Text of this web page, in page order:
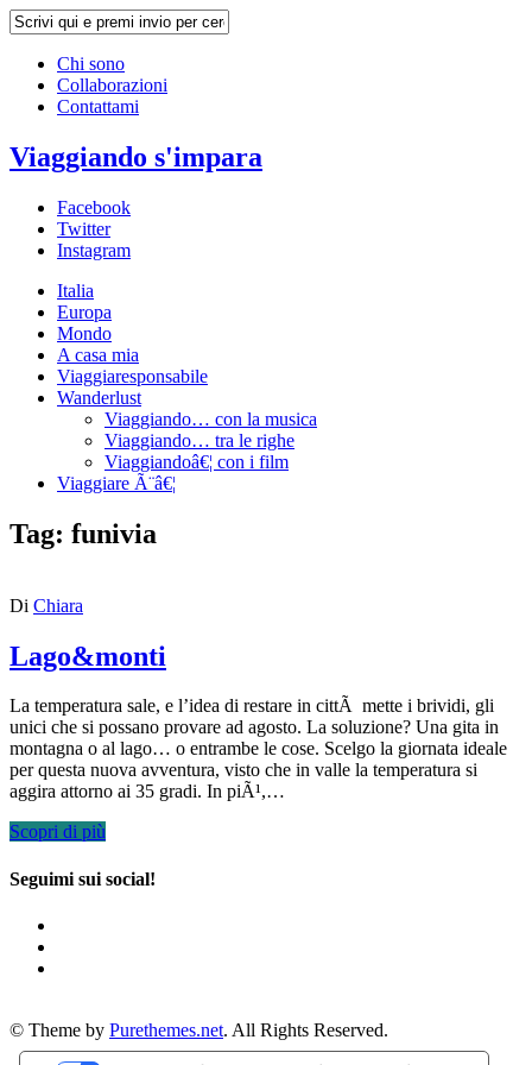
Chi sono
Collaborazioni
Contattami
Viaggiando s'impara
Facebook
Twitter
Instagram
Italia
Europa
Mondo
A casa mia
Viaggiaresponsabile
Wanderlust
Viaggiando… con la musica
Viaggiando… tra le righe
Viaggiandoâ€¦ con i film
Viaggiare Ã¨â€¦
Tag: funivia
Di Chiara
Lago&monti
La temperatura sale, e l’idea di restare in cittÃ mette i brividi, gli
unici che si possano provare ad agosto. La soluzione? Una gita in
montagna o al lago… o entrambe le cose. Scelgo la giornata ideale
per questa nuova avventura, visto che in valle la temperatura si
aggira attorno ai 35 gradi. In piÃ¹,…
Scopri di più
Seguimi sui social!
© Theme by Purethemes.net. All Rights Reserved.